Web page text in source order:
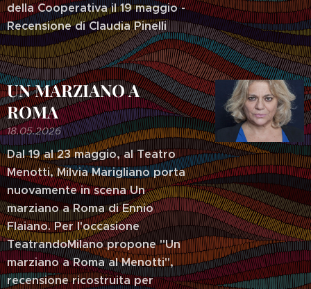
della Cooperativa il 19 maggio -
Recensione di Claudia Pinelli
UN MARZIANO A
ROMA
18.05.2026
Dal 19 al 23 maggio, al Teatro
Menotti, Milvia Marigliano porta
nuovamente in scena Un
marziano a Roma di Ennio
Flaiano. Per l'occasione
TeatrandoMilano propone "Un
marziano a Roma al Menotti",
recensione ricostruita per